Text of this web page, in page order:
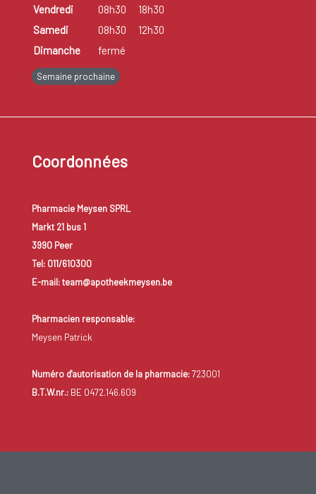
Vendredi
08h30
18h30
Samedi
08h30
12h30
Dimanche
fermé
Semaine prochaine
Coordonnées
Pharmacie Meysen SPRL
Markt 21 bus 1
3990 Peer
Tel: 011/610300
E-mail: team@apotheekmeysen.be
Pharmacien responsable:
Meysen Patrick
Numéro d'autorisation de la pharmacie:723001
B.T.W.nr.:BE 0472.146.609